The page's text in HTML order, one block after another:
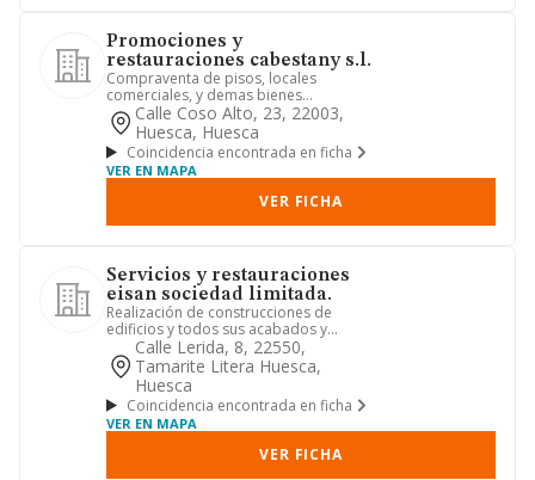
Promociones y
restauraciones cabestany s.l.
Compraventa de pisos, locales
comerciales, y demas bienes
inmuebles tanto rusticos como
urbanos. la...
Calle Coso Alto, 23, 22003,
Huesca, Huesca
Coincidencia encontrada en ficha
VER EN MAPA
VER FICHA
Servicios y restauraciones
eisan sociedad limitada.
Realización de construcciones de
edificios y todos sus acabados y
trabajos de albañilería, obras de...
Calle Lerida, 8, 22550,
Tamarite Litera Huesca,
Huesca
Coincidencia encontrada en ficha
VER EN MAPA
VER FICHA